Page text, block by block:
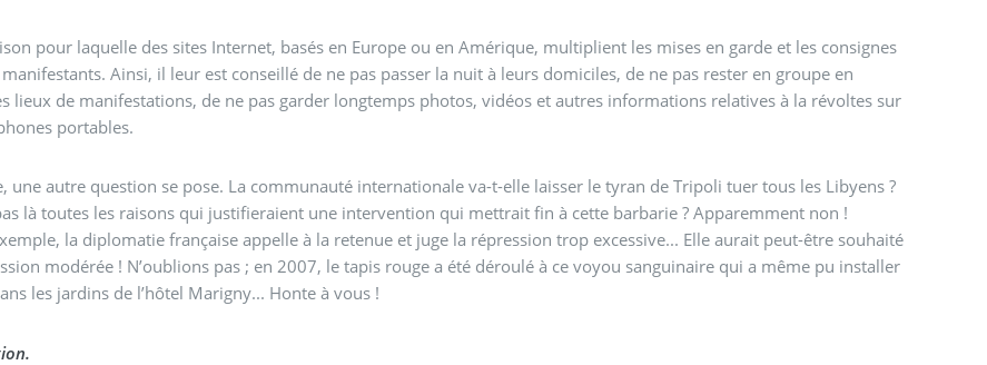
pour laquelle des sites Internet, basés en Europe ou en Amérique, multiplient les mises en garde et les consignes
Ainsi, il leur est conseillé de ne pas passer la nuit à leurs domiciles, de ne pas rester en groupe en
lieux de manifestations, de ne pas garder longtemps photos, vidéos et autres informations relatives à la révoltes sur
portables.
une autre question se pose. La communauté internationale va-t-elle laisser le tyran de Tripoli tuer tous les Libyens ?
là toutes les raisons qui justifieraient une intervention qui mettrait fin à cette barbarie ? Apparemment non !
la diplomatie française appelle à la retenue et juge la répression trop excessive... Elle aurait peut-être souhaité
modérée ! N’oublions pas ; en 2007, le tapis rouge a été déroulé à ce voyou sanguinaire qui a même pu installer
les jardins de l’hôtel Marigny... Honte à vous !